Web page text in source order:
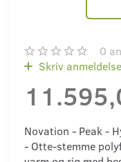
0
Skriv anmeldelse
Novation - Peak -
- Otte-stemme